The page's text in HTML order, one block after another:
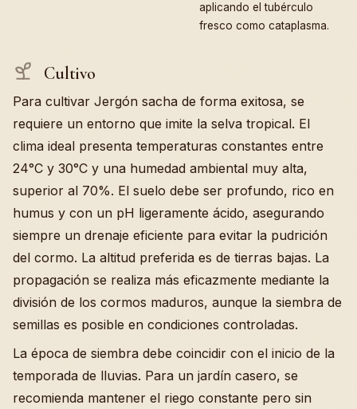
aplicando el tubérculo
fresco como cataplasma.
Cultivo
Para cultivar Jergón sacha de forma exitosa, se
requiere un entorno que imite la selva tropical. El
clima ideal presenta temperaturas constantes entre
24°C y 30°C y una humedad ambiental muy alta,
superior al 70%. El suelo debe ser profundo, rico en
humus y con un pH ligeramente ácido, asegurando
siempre un drenaje eficiente para evitar la pudrición
del cormo. La altitud preferida es de tierras bajas. La
propagación se realiza más eficazmente mediante la
división de los cormos maduros, aunque la siembra de
semillas es posible en condiciones controladas.
La época de siembra debe coincidir con el inicio de la
temporada de lluvias. Para un jardín casero, se
recomienda mantener el riego constante pero sin